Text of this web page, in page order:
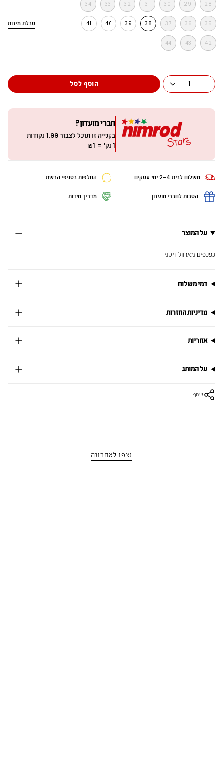
מ
טבלת מידות
28
29
30
31
32
33
34
35
36
37
38
39
40
41
42
43
44
1 הוסף לסל
חברי מועדון?
בקנייה זו תוכל לצבור1.99 נקודות
1 נק׳ = ₪1
משלוח לבית 2-4 ימי עסקים החלפות בסניפי הרשת
הטבות לחברי מועדון מדריך מידות
על המוצר
כפכפים מארוול דיסני
דמי משלוח
מדיניות החזרות
אחריות
על המותג
שתף
נצפו לאחרונה